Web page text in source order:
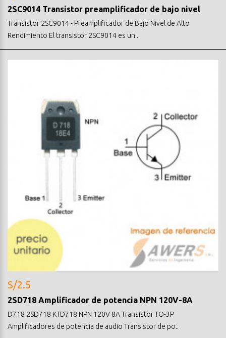
2SC9014 Transistor preamplificador de bajo nivel
Transistor 2SC9014 - Preamplificador de Bajo Nivel de Alto
Rendimiento El transistor 2SC9014 es un ..
S/2.5
2SD718 Amplificador de potencia NPN 120V-8A
D718 2SD718 KTD718 NPN 120V 8A Transistor TO-3P
Amplificadores de potencia de audio Transistor de po..